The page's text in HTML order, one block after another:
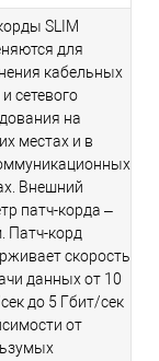
SLIM
для
кабельных
сетевого
на
местах и в
Внешний
патч-корда –
Патч-корд
скорость
данных от 10
до 5 Гбит/сек
от